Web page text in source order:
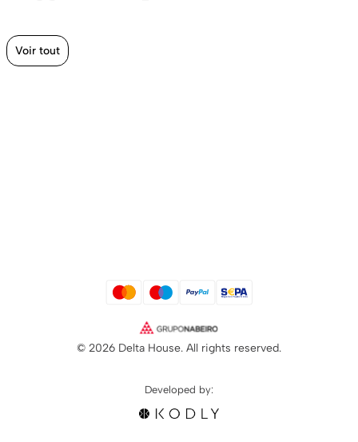
Voir tout
© 2026 Delta House. All rights reserved.
Developed by: